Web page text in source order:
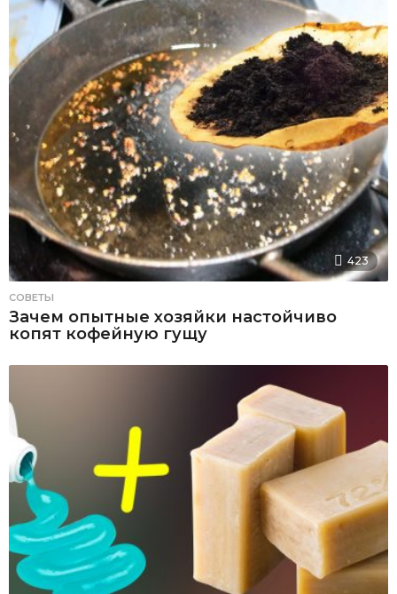
423
СОВЕТЫ
Зачем опытные хозяйки настойчиво
копят кофейную гущу